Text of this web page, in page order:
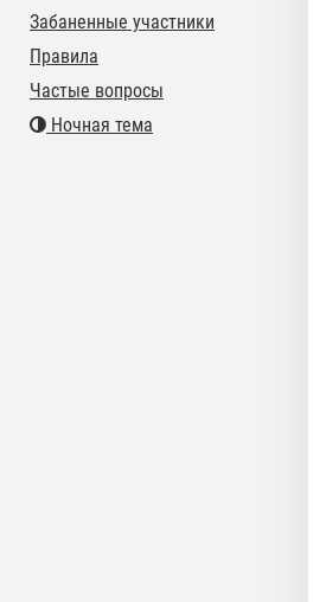
Забаненные участники
Правила
Частые вопросы
Ночная тема